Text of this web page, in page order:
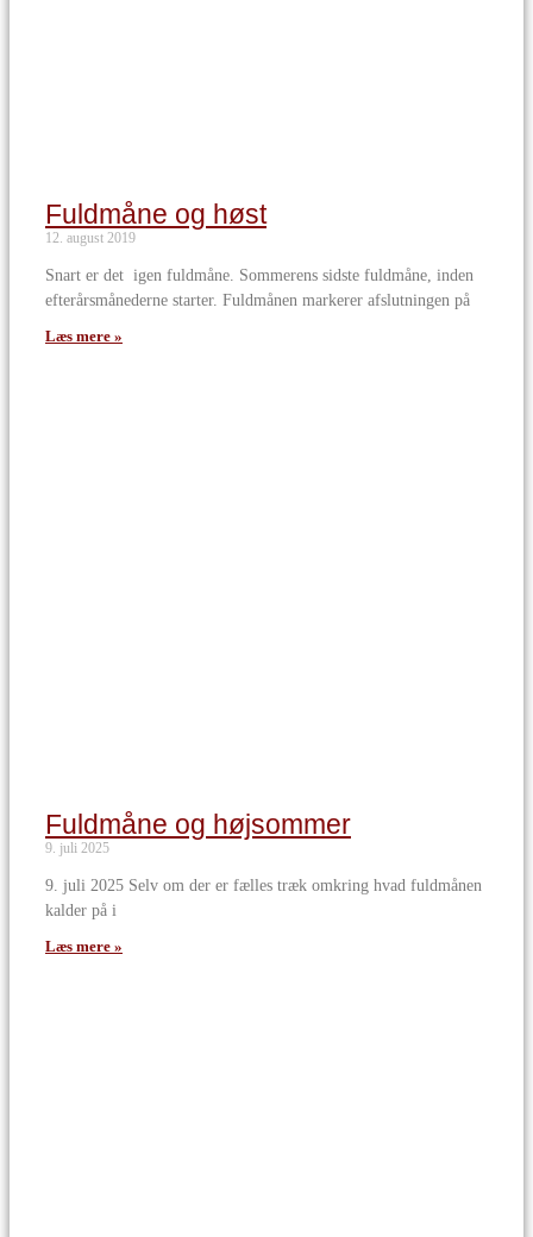
Fuldmåne og høst
12. august 2019
Snart er det igen fuldmåne. Sommerens sidste fuldmåne, inden
efterårsmånederne starter. Fuldmånen markerer afslutningen på
Læs mere »
Fuldmåne og højsommer
9. juli 2025
9. juli 2025 Selv om der er fælles træk omkring hvad fuldmånen
kalder på i
Læs mere »